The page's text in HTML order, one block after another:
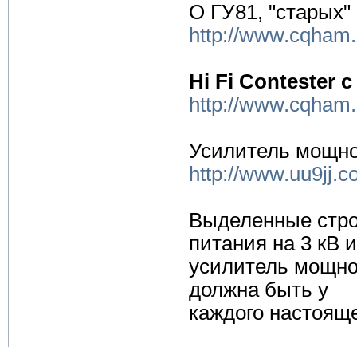
О ГУ81, "старых"
http://
Hi Fi Contester
http://
Усилитель
http://
Выделенные
питания на 3 кВ и
усилитель
должна быть у
каждого